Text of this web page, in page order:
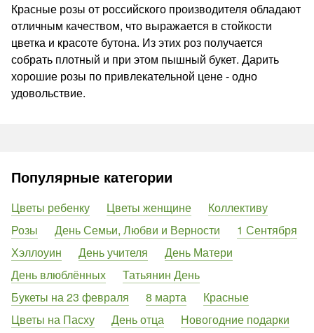
Красные розы от российского производителя обладают
отличным качеством, что выражается в стойкости
цветка и красоте бутона. Из этих роз получается
собрать плотный и при этом пышный букет. Дарить
хорошие розы по привлекательной цене - одно
удовольствие.
Популярные категории
Цветы ребенку Цветы женщине
Коллективу
Розы
День Семьи, Любви и Верности
1 Сентября
Хэллоуин
День учителя
День Матери
День влюблённых
Татьянин День
Букеты на 23 февраля
8 марта
Красные
Цветы на Пасху
День отца
Новогодние подарки